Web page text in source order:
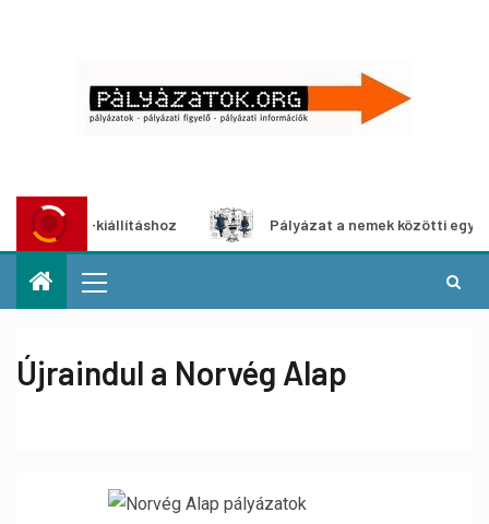
kiállításhoz Pályázat a nemek közötti egyenlőség
Újraindul a Norvég Alap